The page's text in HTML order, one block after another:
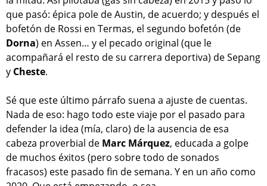
que pasó: épica pole de Austin, de acuerdo; y después el
bofetón de Rossi en Termas, el segundo bofetón (de
Dorna) en Assen… y el pecado original (que le
acompañará el resto de su carrera deportiva) de Sepang
y Cheste.
Sé que este último párrafo suena a ajuste de cuentas.
Nada de eso: hago todo este viaje por el pasado para
defender la idea (mía, claro) de la ausencia de esa
cabeza proverbial de Marc Márquez, educada a golpe
de muchos éxitos (pero sobre todo de sonados
fracasos) este pasado fin de semana. Y en un año como